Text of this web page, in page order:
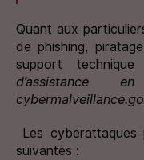
Quant aux
de phishing,
support
Les cyberattaques
suivantes :